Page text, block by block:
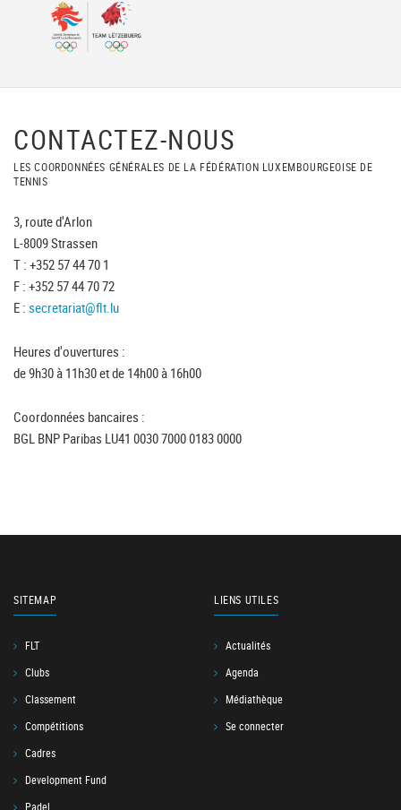
CONTACTEZ-NOUS
LES COORDONNÉES GÉNÉRALES DE LA FÉDÉRATION LUXEMBOURGEOISE DE
TENNIS
3, route d'Arlon
L-8009 Strassen
T : +352 57 44 70 1
F : +352 57 44 70 72
E : secretariat@flt.lu
Heures d'ouvertures :
de 9h30 à 11h30 et de 14h00 à 16h00
Coordonnées bancaires :
BGL BNP Paribas LU41 0030 7000 0183 0000
SITEMAP
FLT
Clubs
Classement
Compétitions
Cadres
Development Fund
Padel
LIENS UTILES
Actualités
Agenda
Médiathèque
Se connecter